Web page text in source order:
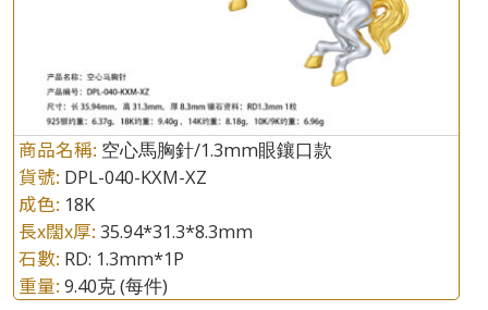
商品名稱: 空心馬胸針/1.3mm眼鑲口款
貨號: DPL-040-KXM-XZ
成色: 18K
長x闊x厚: 35.94*31.3*8.3mm
石數: RD: 1.3mm*1P
重量: 9.40克(每件)